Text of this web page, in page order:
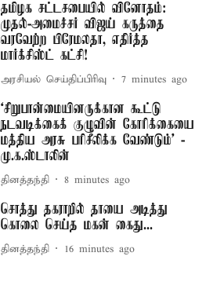
தமிழக சட்டசபையில் வினோதம்:
முதல்-அமைச்சர் விஜய் கருத்தை
வரவேற்ற பிரேமலதா, எதிர்த்த
மார்க்சிஸ்ட் கட்சி!
அரசியல் செய்திப்பிரிவு 7 minutes ago
‘சிறுபான்மையினருக்கான கூட்டு
நடவடிக்கைக் குழுவின் கோரிக்கையை
மத்திய அரசு பரிசீலிக்க வேண்டும்’ -
மு.க.ஸ்டாலின்
தினத்தந்தி 8 minutes ago
சொத்து தகராறில் தாயை அடித்து
கொலை செய்த மகன் கைது...
தினத்தந்தி 16 minutes ago